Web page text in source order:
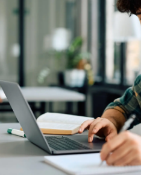
EXPERTISE
MARKTSEGMENT
NIEUWS &
Nieuws